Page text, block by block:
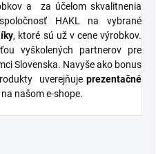
a za účelom skvalitnenia
HAKL na vybrané
, ktoré sú už v cene výrobkov.
vyškolených partnerov pre
Slovenska. Navyše ako bonus
uverejňuje prezentačné
našom e-shope.